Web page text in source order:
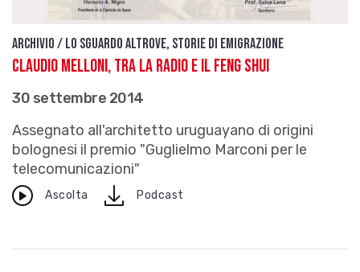
Archivio / Lo sguardo altrove, storie di emigrazione
Claudio Melloni, tra la radio e il Feng Shui
30 settembre 2014
Assegnato all'architetto uruguayano di origini
bolognesi il premio "Guglielmo Marconi per le
telecomunicazioni"
Ascolta downloadPodcast